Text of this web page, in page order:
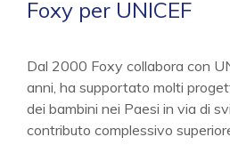
Foxy per UNICEF
Dal 2000 Foxy collabora con
anni, ha supportato molti
dei bambini nei Paesi in via di
contributo complessivo